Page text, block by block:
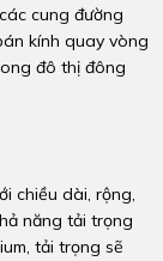
cung đường
kính quay vòng
đô thị đông
chiều dài, rộng,
năng tải trọng
tải trọng sẽ